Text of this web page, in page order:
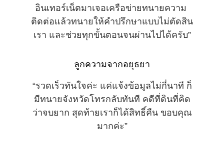
อินเทอร์เน็ตมาเจอเครือข่ายทนายความ
ติดต่อแล้วทนายให้คำปรึกษาแบบไม่ตัดสิน
เรา และช่วยทุกขั้นตอนจนผ่านไปได้ครับ”
ลูกความจากอยุธยา
“รวดเร็วทันใจค่ะ แค่แจ้งข้อมูลไม่กี่นาที ก็
มีทนายจังหวัดโทรกลับทันที คดีที่ดินที่คิด
ว่าจบยาก สุดท้ายเราก็ได้สิทธิ์คืน ขอบคุณ
มากค่ะ”